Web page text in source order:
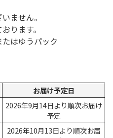
ません。
ります。
はゆうパック
お届け予定日
2026年9月14日より順次お届け
予定
2026年10月13日より順次お届